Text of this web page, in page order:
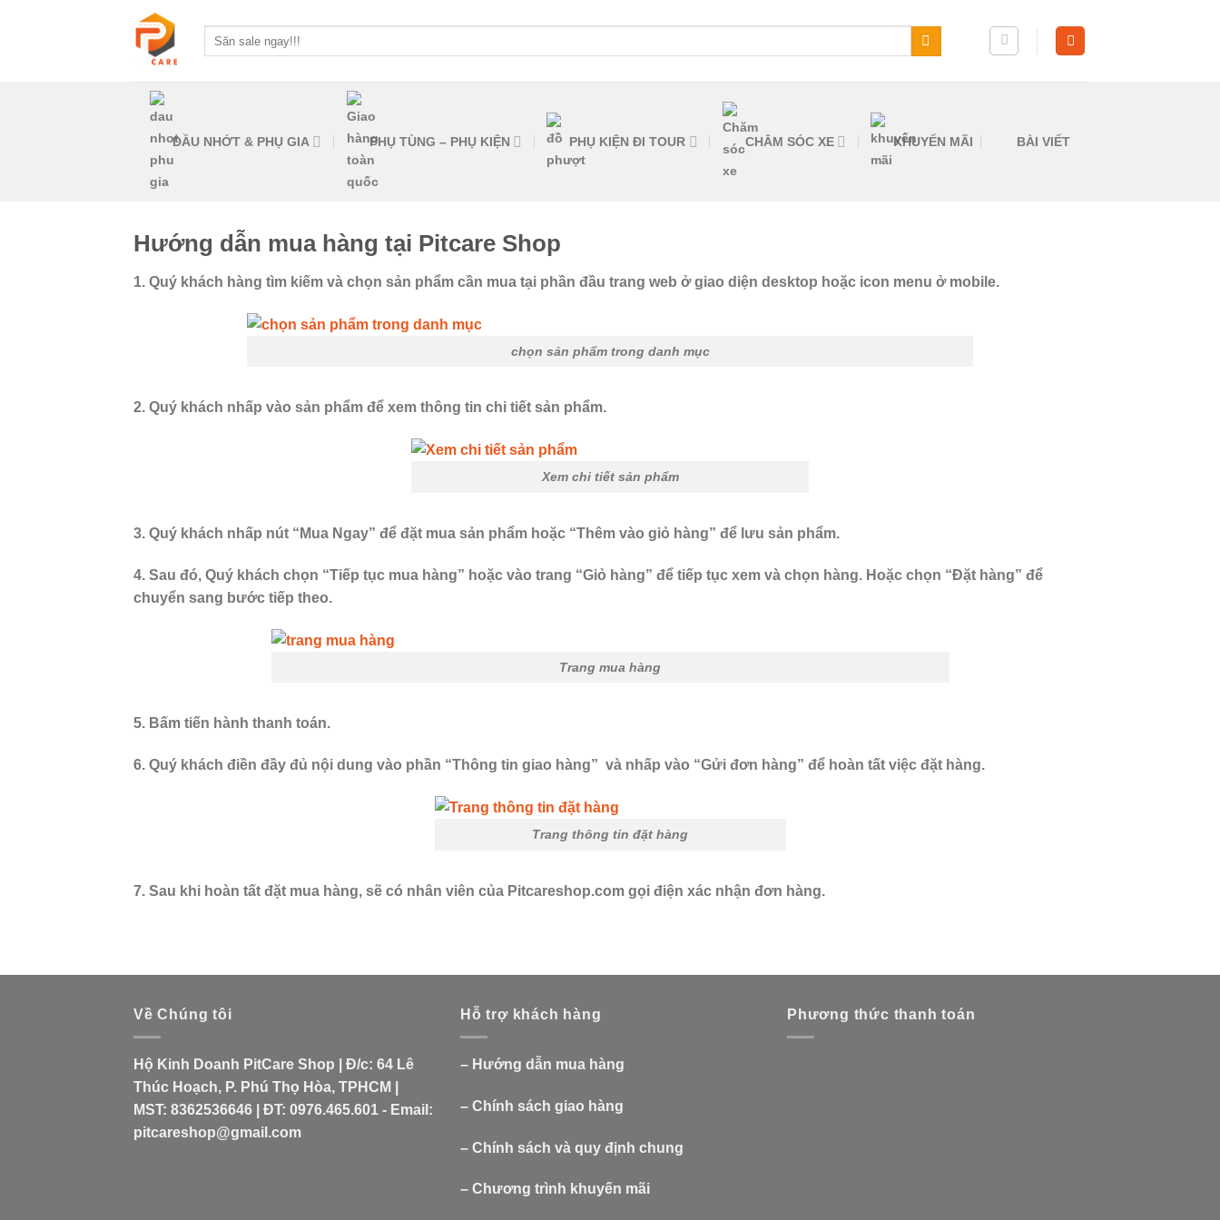
Tìm
DẦU NHỚT & PHỤ GIA PHỤ TÙNG – PHỤ KIỆN PHỤ KIỆN ĐI TOUR CHĂM SÓC XE KHUYẾN MÃI BÀI VIẾT
Hướng dẫn mua hàng tại Pitcare Shop
1. Quý khách hàng tìm kiếm và chọn sản phẩm cần mua tại phần đầu trang web ở giao diện desktop hoặc icon menu ở mobile.
chọn sản phẩm trong danh mục
2. Quý khách nhấp vào sản phẩm để xem thông tin chi tiết sản phẩm.
Xem chi tiết sản phẩm
3. Quý khách nhấp nút “Mua Ngay” để đặt mua sản phẩm hoặc “Thêm vào giỏ hàng” để lưu sản phẩm.
4. Sau đó, Quý khách chọn “Tiếp tục mua hàng” hoặc vào trang “Giỏ hàng” để tiếp tục xem và chọn hàng. Hoặc chọn “Đặt hàng” để
chuyển sang bước tiếp theo.
Trang mua hàng
5. Bấm tiến hành thanh toán.
6. Quý khách điền đầy đủ nội dung vào phần “Thông tin giao hàng” và nhấp vào “Gửi đơn hàng” để hoàn tất việc đặt hàng.
Trang thông tin đặt hàng
7. Sau khi hoàn tất đặt mua hàng, sẽ có nhân viên của Pitcareshop.com gọi điện xác nhận đơn hàng.
Về Chúng tôi
Hộ Kinh Doanh PitCare Shop | Đ/c: 64 Lê
Thúc Hoạch, P. Phú Thọ Hòa, TPHCM |
MST: 8362536646 | ĐT: 0976.465.601 - Email:
pitcareshop@gmail.com
Hỗ trợ khách hàng
– Hướng dẫn mua hàng
– Chính sách giao hàng
– Chính sách và quy định chung
– Chương trình khuyến mãi
Phương thức thanh toán